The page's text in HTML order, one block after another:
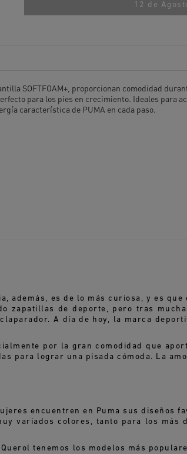
12 de
SOFTFOAM+, proporcionan comodidad
para los pies en crecimiento. Ideales para
característica de PUMA en cada paso.
además, es de lo más curiosa, y es que
zapatillas de deporte, pero tras
A día de hoy, la marca
por la gran comodidad que
para lograr una pisada cómoda. La
encuentren en Puma sus diseños
variados colores, tanto para los más
tenemos los modelos más